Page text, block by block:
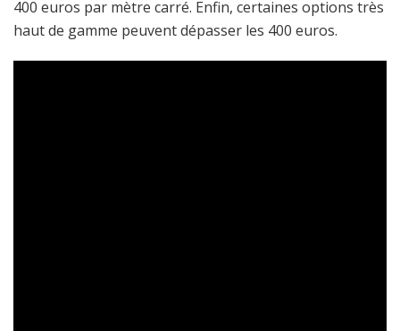
400 euros par mètre carré. Enfin, certaines options très
haut de gamme peuvent dépasser les 400 euros.